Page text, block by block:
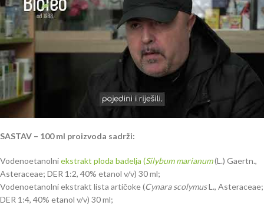
SASTAV – 100 ml proizvoda sadrži:
Vodenoetanolniekstrakt ploda badelja (Silybum marianum(L.) Gaertn.,
Asteraceae; DER 1:2, 40% etanol v/v) 30 ml;
Vodenoetanolni ekstrakt lista artičoke (Cynara scolymusL., Asteraceae;
DER 1:4, 40% etanol v/v) 30 ml;